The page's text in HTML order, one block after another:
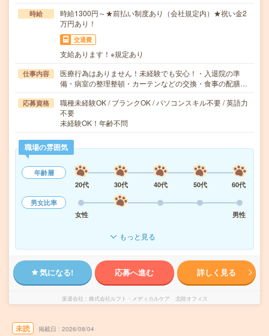
時給
時給1300円～★前払い制度あり（会社規定内）★祝い金2
万円あり！
交通費
支給あります！※規定あり
仕事内容
医療行為はありません！未経験でも安心！・入退院の準
備・病室の整理整頓・カーテンなどの交換・食事の配膳…
応募資格
職種未経験OK / ブランクOK / パソコンスキル不要 / 英語力
不要
未経験OK！年齢不問
職場の雰囲気
年齢層
20代
30代 40代 50代
60代
男女比率
女性
男性
もっと見る
気になる! 応募へ進む 詳しく見る
派遣会社 株式会社ルフト・メディカルケア 北陸オフィス
未読 掲載日 2026/08/04